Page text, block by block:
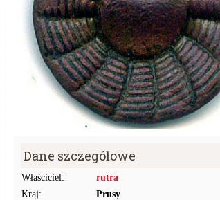
Dane szczegółowe
Właściciel:
rutra
Kraj:
Prusy